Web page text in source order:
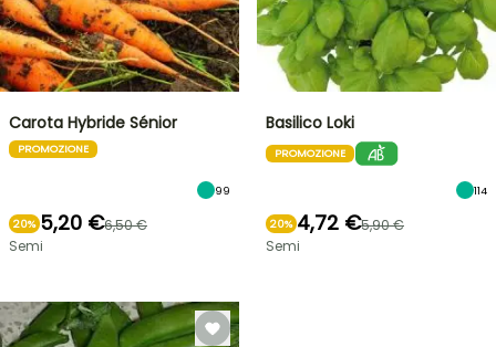
Carota Hybride Sénior
PROMOZIONE
99
20% 5,20 €6,50 €
Semi
Basilico Loki
PROMOZIONE
114
20% 4,72 €5,90 €
Semi